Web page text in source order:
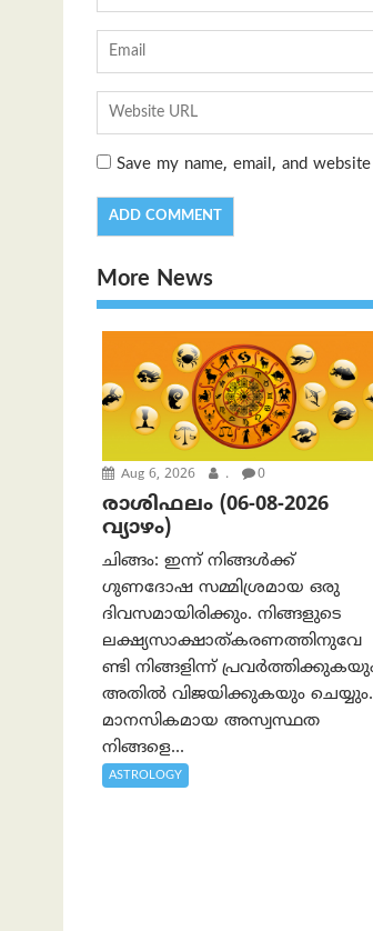
Save my name, email, and
More News
Aug 6, 2026 . 0
രാശിഫലം (06-08-2026
വ്യാഴം)
ചിങ്ങം: ഇന്ന് നിങ്ങൾക്ക്
ഗുണദോഷ സമ്മിശ്രമായ ഒരു
ദിവസമായിരിക്കും. നിങ്ങളുടെ
ലക്ഷ്യസാക്ഷാത്കരണത്തിനുവേ
ണ്ടി നിങ്ങളിന്ന്
അതില്‍ വിജയിക്കുകയും ചെയ്യും.
മാനസികമായ അസ്വസ്ഥത
നിങ്ങളെ...
ASTROLOGY